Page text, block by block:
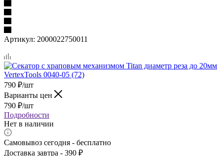
Артикул: 2000022750011
790 ₽/шт
Варианты цен
790 ₽/шт
Подробности
Нет в наличии
Самовывоз сегодня - бесплатно
Доставка завтра - 390 ₽